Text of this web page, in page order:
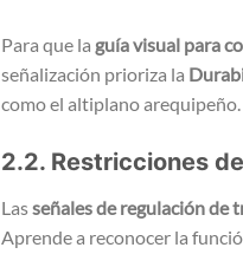
Para que la guía visual para
señalización prioriza la
como el altiplano arequipeño.
2.2. Restricciones
Lasseñales de regulación de
Aprende a reconocer la